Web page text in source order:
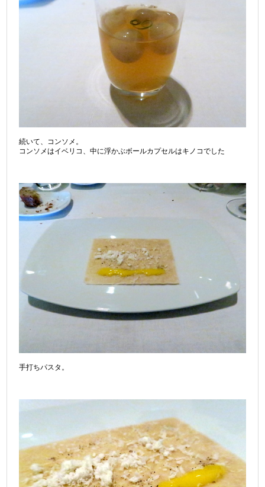
続いて、コンソメ。
コンソメはイベリコ、中に浮かぶボールカプセルはキノコでした
手打ちパスタ。